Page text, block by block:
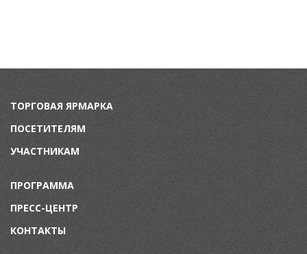
ТОРГОВАЯ ЯРМАРКА
ПОСЕТИТЕЛЯМ
УЧАСТНИКАМ
ПРОГРАММА
ПРЕСС-ЦЕНТР
КОНТАКТЫ